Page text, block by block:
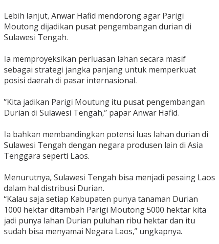
‎Lebih lanjut, Anwar Hafid mendorong agar Parigi
Moutong dijadikan pusat pengembangan durian di
Sulawesi Tengah.
‎Ia memproyeksikan perluasan lahan secara masif
sebagai strategi jangka panjang untuk memperkuat
posisi daerah di pasar internasional.
‎”Kita jadikan Parigi Moutung itu pusat pengembangan
Durian di Sulawesi Tengah,” papar Anwar Hafid.
‎Ia bahkan membandingkan potensi luas lahan durian di
Sulawesi Tengah dengan negara produsen lain di Asia
Tenggara seperti Laos.
‎Menurutnya, Sulawesi Tengah bisa menjadi pesaing Laos
dalam hal distribusi Durian.
‎“Kalau saja setiap Kabupaten punya tanaman Durian
1000 hektar ditambah Parigi Moutong 5000 hektar kita
jadi punya lahan Durian puluhan ribu hektar dan itu
sudah bisa menyamai Negara Laos,” ungkapnya.